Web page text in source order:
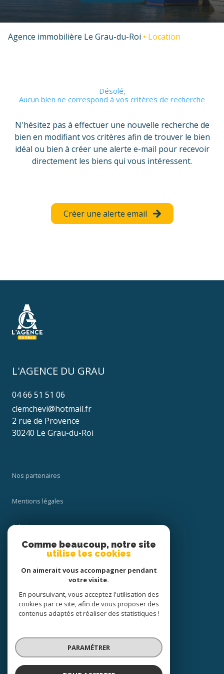
biens
biens
Agence immobilière Le Grau-du-Roi Location
Désolé,
Aucun bien ne correspond à vos critères de recherche
N'hésitez pas à effectuer une nouvelle recherche de
bien en modifiant vos critères afin de trouver le bien
idéal ou bien à créer une alerte e-mail pour recevoir
directement les biens qui vous intéressent.
Créer une alerte email
L'AGENCE DU GRAU
04 66 51 51 06
clemchevi@hotmail.fr
2 rue de Provence
30240 Le Grau-du-Roi
Nos partenaires
Mentions légales
Admin
Nos honoraires
Cookies
© 2026 | Tous droits réservés
Réalisé par
Comme beaucoup, notre site
utilise les cookies
On aimerait vous accompagner pendant
votre visite.
En poursuivant, vous acceptez l'utilisation des
cookies par ce site, afin de vous proposer des
contenus adaptés et réaliser des statistiques !
PARAMÉTRER